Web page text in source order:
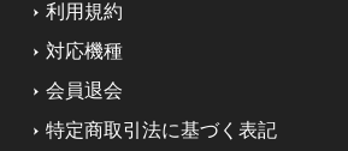
利用規約
対応機種
会員退会
特定商取引法に基づく表記